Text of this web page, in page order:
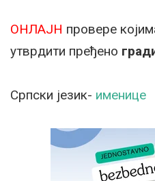
ОНЛАЈН провере
утврдити пређено
Српски језик- именице